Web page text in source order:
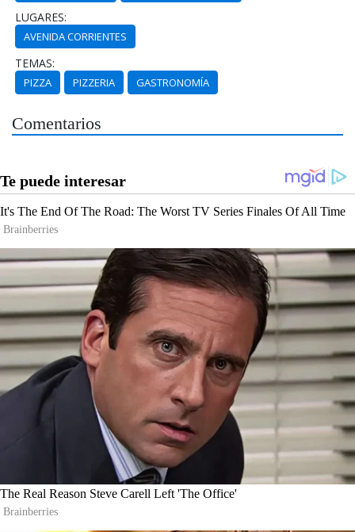
LUGARES:
AVENIDA CORRIENTES
TEMAS:
PIZZA PIZZERIA GASTRONOMÍA
Comentarios